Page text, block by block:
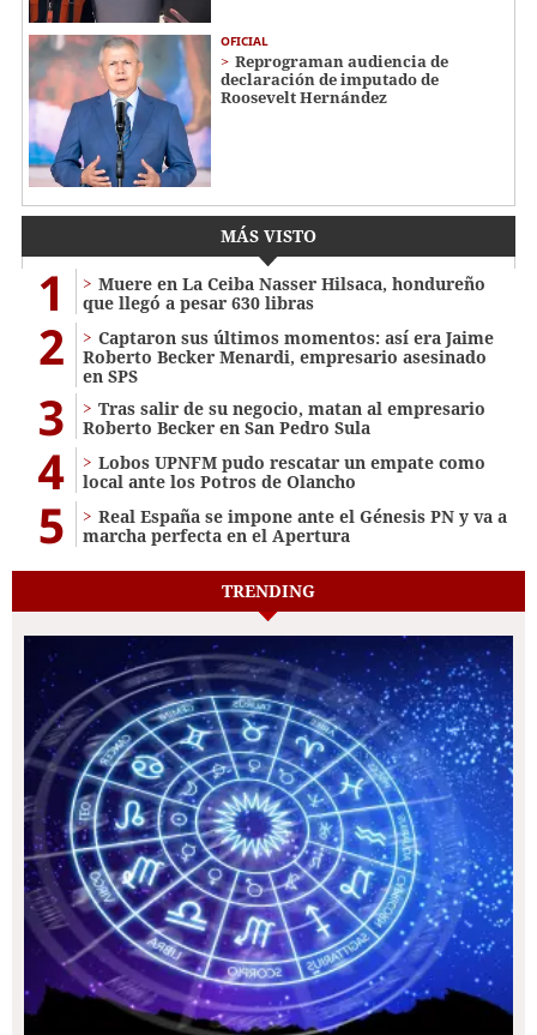
OFICIAL
Reprograman audiencia de
declaración de imputado de
Roosevelt Hernández
MÁS VISTO
1
Muere en La Ceiba Nasser Hilsaca, hondureño
que llegó a pesar 630 libras
2
Captaron sus últimos momentos: así era Jaime
Roberto Becker Menardi​​​, empresario asesinado
en SPS
3
Tras salir de su negocio, matan al empresario
Roberto Becker en San Pedro Sula
4
Lobos UPNFM pudo rescatar un empate como
local ante los Potros de Olancho
5
Real España se impone ante el Génesis PN y va a
marcha perfecta en el Apertura
TRENDING